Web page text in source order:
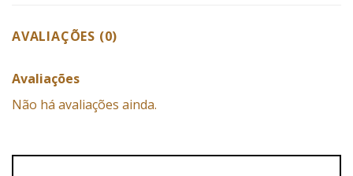
AVALIAÇÕES (0)
Avaliações
Não há avaliações ainda.